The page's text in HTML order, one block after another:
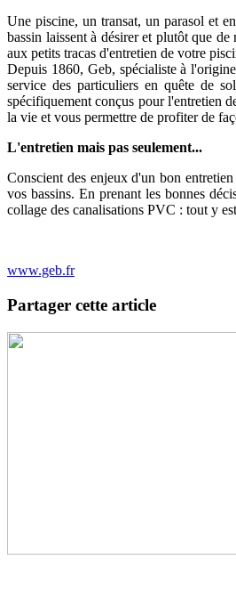
Une piscine, un transat, un parasol et
bassin laissent à désirer et plutôt que
aux petits tracas d'entretien de votre
Depuis 1860, Geb, spécialiste à
service des particuliers en quête de
spécifiquement conçus pour l'entretien
la vie et vous permettre de profiter de
L'entretien mais pas seulement...
Conscient des enjeux d'un bon
vos bassins. En prenant les bonnes
collage des canalisations PVC : tout y
www.geb.fr
Partager cette article